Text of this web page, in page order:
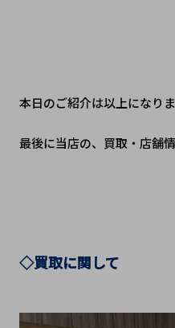
本日のご紹介は以上になり
最後に当店の、買取・店舗
◇買取に関して